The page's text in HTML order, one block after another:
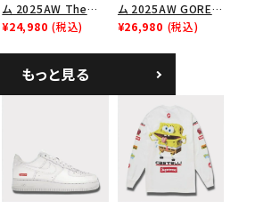
ム 2025AW The
Exorcist Mother
ーブTシャツ ホワイ
ト
¥24,980 (税込)
ム 2025AW GORE-
TEX Zip Pocket
キャンプ キャップ リ
アルツリーAPカモ
¥26,980 (税込)
もっと見る